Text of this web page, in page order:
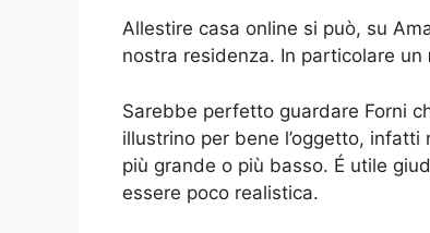
Allestire casa online si può, su
nostra residenza. In particolare un
Sarebbe perfetto guardare Forni
illustrino per bene l’oggetto,
più grande o più basso. É utile
essere poco realistica.